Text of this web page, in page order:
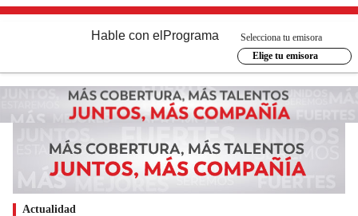
Hable con el Programa
Selecciona tu emisora
Elige tu emisora
Actualidad